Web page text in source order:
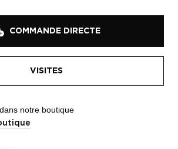
COMMANDE DIRECTE
VISITES
notre boutique